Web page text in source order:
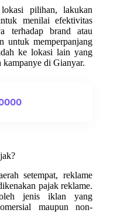
pilihan, lakukan
menilai efektivitas
terhadap brand atau
untuk memperpanjang
ke lokasi lain yang
kampanye di Gianyar.
setempat, reklame
pajak reklame.
jenis iklan yang
maupun non-